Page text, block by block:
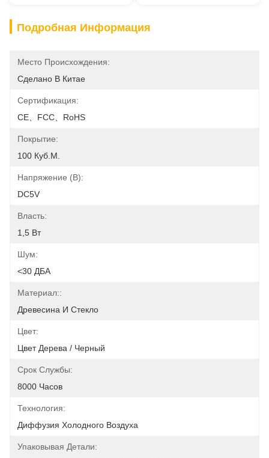
Подробная Информация
Место Происхождения:
Сделано В Китае
Сертификация:
CE、FCC、RoHS
Покрытие:
100 Куб.м.
Напряжение (В):
DC5V
Власть:
1,5 Вт
Шум:
<30 ДБА
Материал::
Древесина И Стекло
Цвет:
Цвет Дерева / Черный
Срок Службы:
8000 Часов
Технология:
Диффузия Холодного Воздуха
Упаковывая Детали: